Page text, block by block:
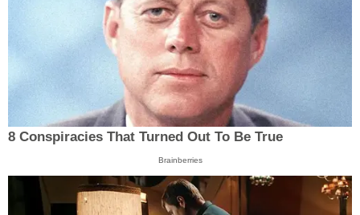
8 Conspiracies That Turned Out To Be True
Brainberries